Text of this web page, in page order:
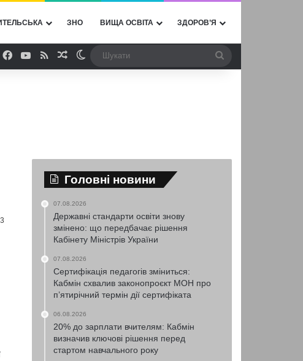
ЗНО ВИЩА ОСВІТА ЗДОРОВ’Я
Facebook
YouTube
RSSВипадкова стаття
Switch skin
Головні новини
07.08.2026
Державні стандарти освіти знову
змінено: що передбачає рішення
Кабінету Міністрів України
07.08.2026
Сертифікація педагогів зміниться:
Кабмін схвалив законопроєкт МОН про
п’ятирічний термін дії сертифіката
06.08.2026
20% до зарплати вчителям: Кабмін
визначив ключові рішення перед
стартом навчального року